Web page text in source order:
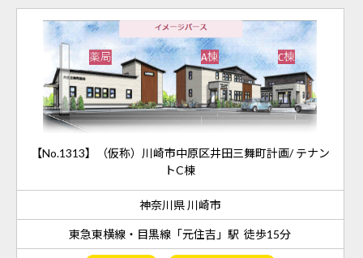
【No.1313】（仮称）川崎市中原区井田三舞町計画/ テナン
トC棟
神奈川県 川崎市
東急東横線・目黒線「元住吉」駅 徒歩15分